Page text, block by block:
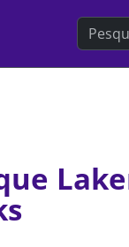
Search